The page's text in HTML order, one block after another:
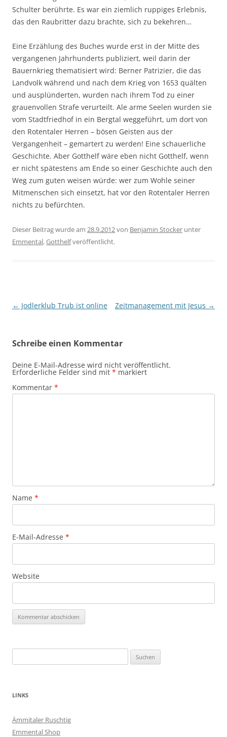
Schulter berührte. Es war ein ziemlich ruppiges Erlebnis,
das den Raubritter dazu brachte, sich zu bekehren…
Eine Erzählung des Buches wurde erst in der Mitte des
vergangenen Jahrhunderts publiziert, weil darin der
Bauernkrieg thematisiert wird: Berner Patrizier, die das
Landvolk während und nach dem Krieg von 1653 quälten
und ausplünderten, wurden nach ihrem Tod zu einer
grauenvollen Strafe verurteilt. Ale arme Seelen wurden sie
vom Stadtfriedhof in ein Bergtal weggeführt, um dort von
den Rotentaler Herren – bösen Geisten aus der
Vergangenheit – gemartert zu werden! Eine schauerliche
Geschichte. Aber Gotthelf wäre eben nicht Gotthelf, wenn
er nicht spätestens am Ende so einer Geschichte auch den
Weg zum guten weisen würde: wer zum Wohle seiner
Mitmenschen sich einsetzt, hat vor den Rotentaler Herren
nichts zu befürchten.
Dieser Beitrag wurde am 28.9.2012von Benjamin Stocker unter
Emmental,Gotthelfveröffentlicht.
Beitragsnavigation
← Jodlerklub Trub ist online Zeitmanagement mit Jesus →
Schreibe einen Kommentar
Deine E-Mail-Adresse wird nicht veröffentlicht.
Erforderliche Felder sind mit * markiert
Kommentar *
Name *
E-Mail-Adresse *
Website
nach:
LINKS
Ämmitaler Ruschtig
Emmental Shop